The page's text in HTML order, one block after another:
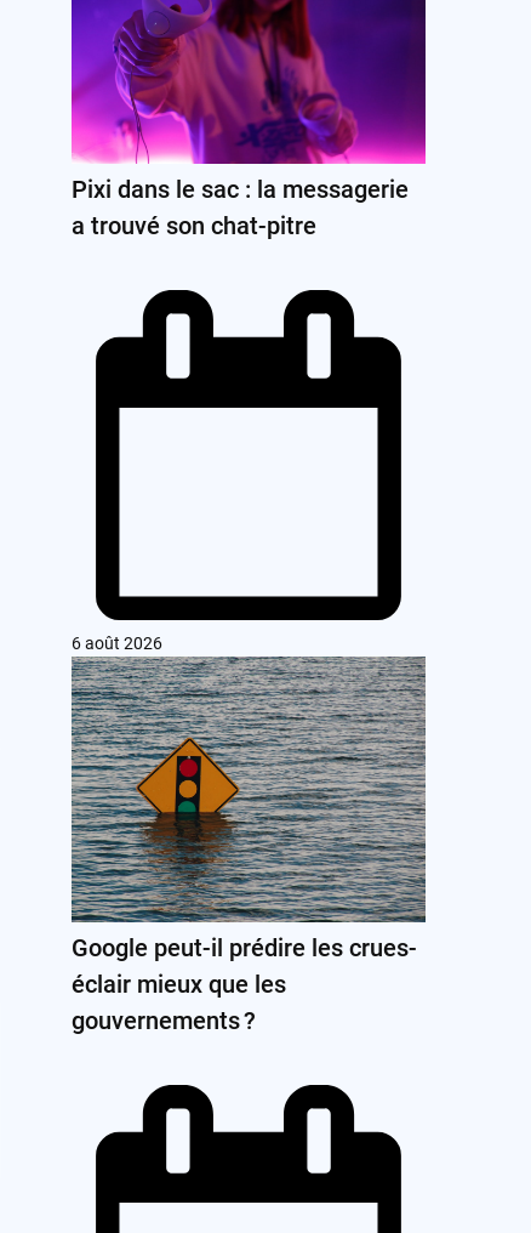
Pixi dans le sac : la messagerie
a trouvé son chat-pitre
6 août 2026
Google peut-il prédire les crues-
éclair mieux que les
gouvernements ?